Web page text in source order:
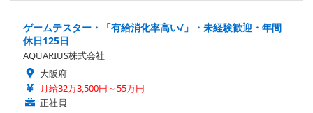
ゲームテスター・「有給消化率高い/」・未経験歓迎・年間
休日125日
AQUARIUS株式会社
大阪府
月給32万3,500円～55万円
正社員